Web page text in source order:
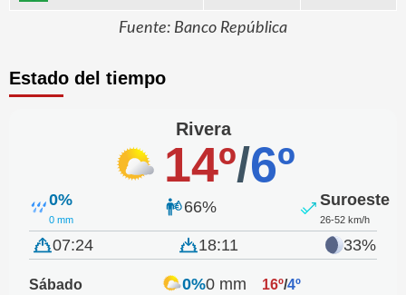
Fuente: Banco República
Estado del tiempo
Rivera
14º/6º
0%
0 mm
66% Suroeste
26-52 km/h
07:24 18:11 33%
Sábado 0%0 mm 16º/4º